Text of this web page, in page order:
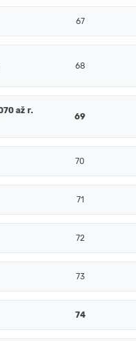
67
68
až r.
69
70
71
72
73
74